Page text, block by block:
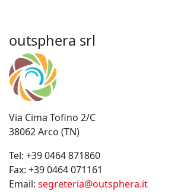
outsphera srl
Via Cima Tofino 2/C
38062 Arco (TN)
Tel: +39 0464 871860
Fax: +39 0464 071161
Email: segreteria@outsphera.it